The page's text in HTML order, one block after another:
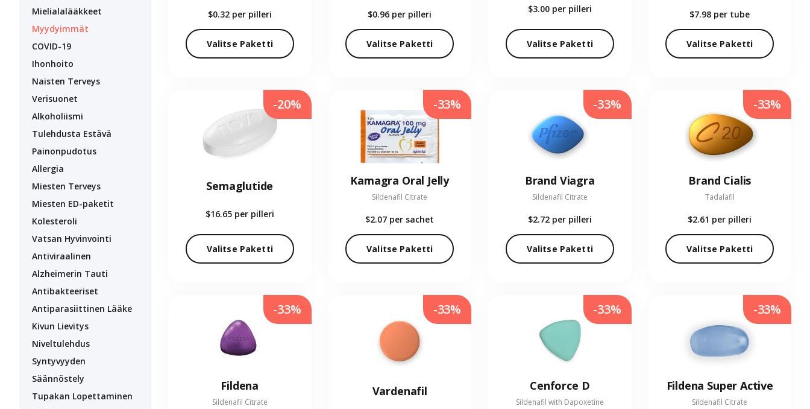
Mielialalääkkeet
Myydyimmät
COVID-19
Ihonhoito
Naisten Terveys
Verisuonet
Alkoholiismi
Tulehdusta Estävä
Painonpudotus
Allergia
Miesten Terveys
Miesten ED-paketit
Kolesteroli
Vatsan Hyvinvointi
Antiviraalinen
Alzheimerin Tauti
Antibakteeriset
Antiparasiittinen Lääke
Kivun Lievitys
Niveltulehdus
Syntyvyyden
Säännöstely
Tupakan Lopettaminen
$0.32 per pilleri
Valitse Paketti
$0.96 per pilleri
Valitse Paketti
$3.00 per pilleri
Valitse Paketti
$7.98 per tube
Valitse Paketti
Semaglutide
$16.65 per pilleri
Valitse Paketti
-20%
Kamagra Oral Jelly
Sildenafil Citrate
$2.07 per sachet
Valitse Paketti
-33%
Brand Viagra
Sildenafil Citrate
$2.72 per pilleri
Valitse Paketti
-33%
Brand Cialis
Tadalafil
$2.61 per pilleri
Valitse Paketti
-33%
Fildena
Sildenafil Citrate
-33%
Vardenafil
-33%
Cenforce D
Sildenafil with Dapoxetine
-33%
Fildena Super Active
Sildenafil Citrate
-33%